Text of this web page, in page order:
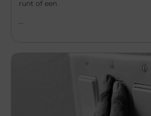
runt of een
...